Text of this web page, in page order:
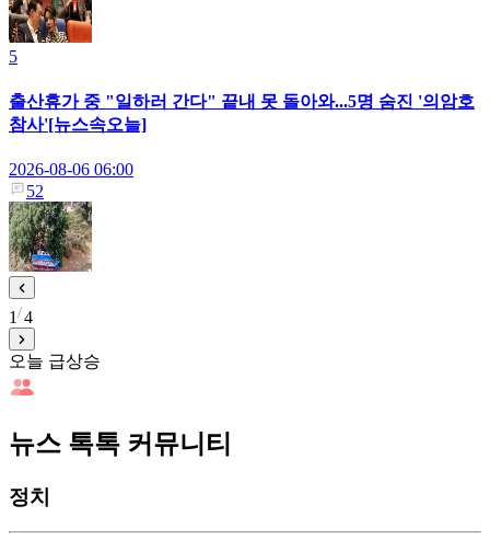
5
출산휴가 중 "일하러 간다" 끝내 못 돌아와...5명 숨진 '의암호
참사'[뉴스속오늘]
2026-08-06 06:00
52
1 4
오늘 급상승
뉴스 톡톡 커뮤니티
정치